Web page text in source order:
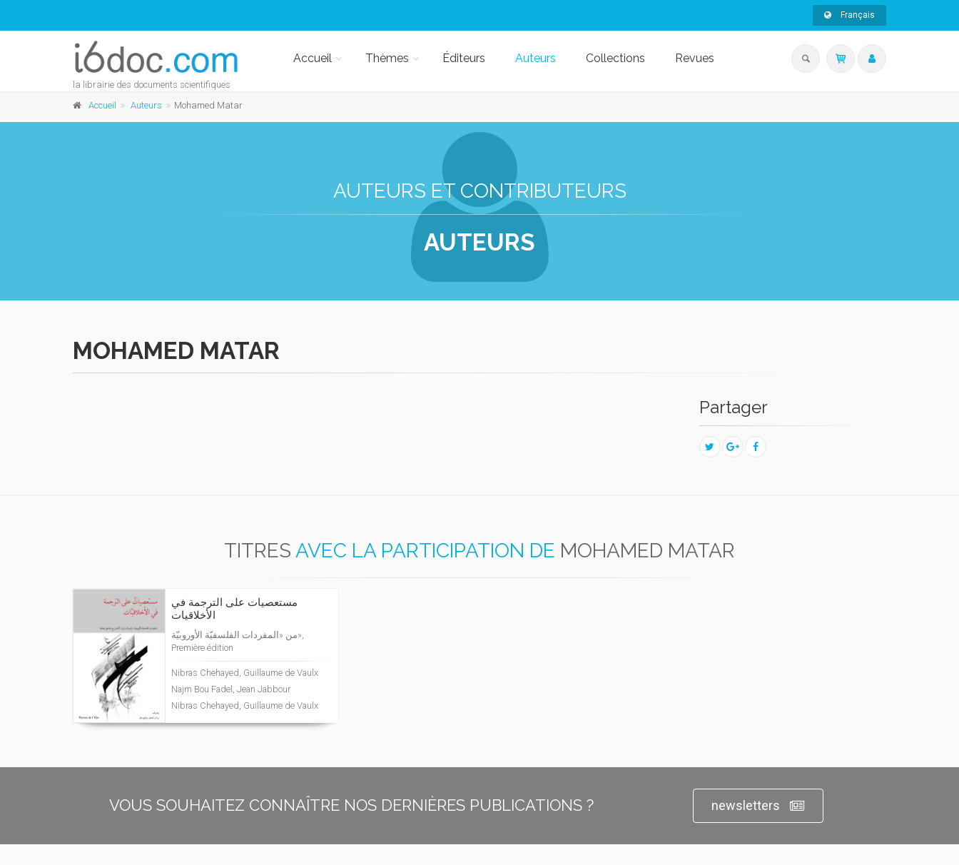
Français
la librairie des documents scientifiques
Accueil Thèmes Éditeurs Auteurs Collections Revues
Accueil Auteurs Mohamed Matar
AUTEURS ET CONTRIBUTEURS
AUTEURS
MOHAMED MATAR
Partager
TITRES AVEC LA PARTICIPATION DE MOHAMED MATAR
مستعصيات على الترجمة في
الأخلاقيات
من «المفردات الفلسفيّة الأوروبيّة»,
Première édition
Nibras Chehayed, Guillaume de Vaulx
Najm Bou Fadel, Jean Jabbour
Nibras Chehayed, Guillaume de Vaulx
VOUS SOUHAITEZ CONNAÎTRE NOS DERNIÈRES PUBLICATIONS ? newsletters